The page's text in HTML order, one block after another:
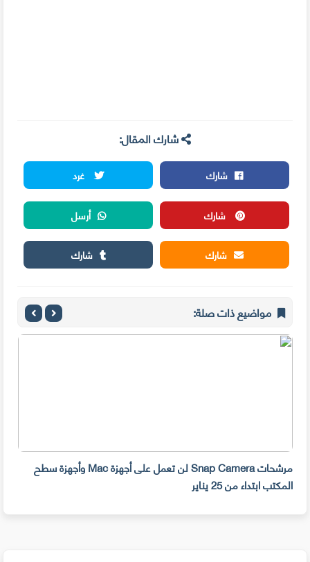
شارك المقال:
شارك
غرد
شارك
أرسل
شارك
شارك
مواضيع ذات صلة:
مرشحات Snap Camera لن تعمل على أجهزة Mac وأجهزة سطح
المكتب ابتداء من 25 يناير